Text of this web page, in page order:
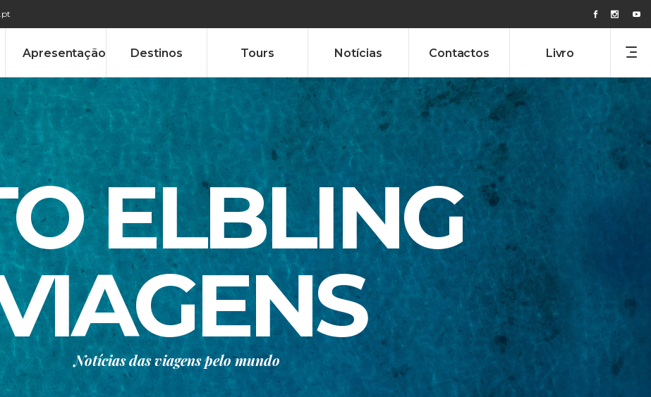
Apresentação Destinos Tours Notícias Contactos Livro
ELBLING
Notícias das viagens pelo mundo